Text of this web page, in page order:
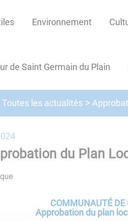
Environnement
de Saint Germain du Plain
Toutes les actualités
du Plan
COMMUNAUTÉ DE
Approbation du plan